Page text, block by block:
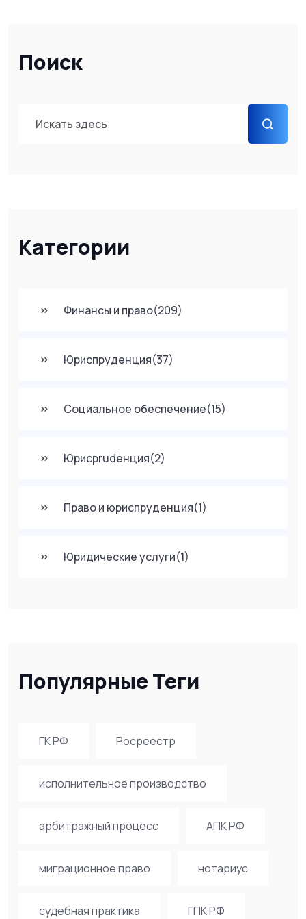
Поиск
Категории
Финансы и право(209)
Юриспруденция(37)
Социальное обеспечение(15)
Юрисprudенция(2)
Право и юриспруденция(1)
Юридические услуги(1)
Популярные Теги
ГК РФ Росреестр
исполнительное производство
арбитражный процесс АПК РФ
миграционное право нотариус
судебная практика ГПК РФ